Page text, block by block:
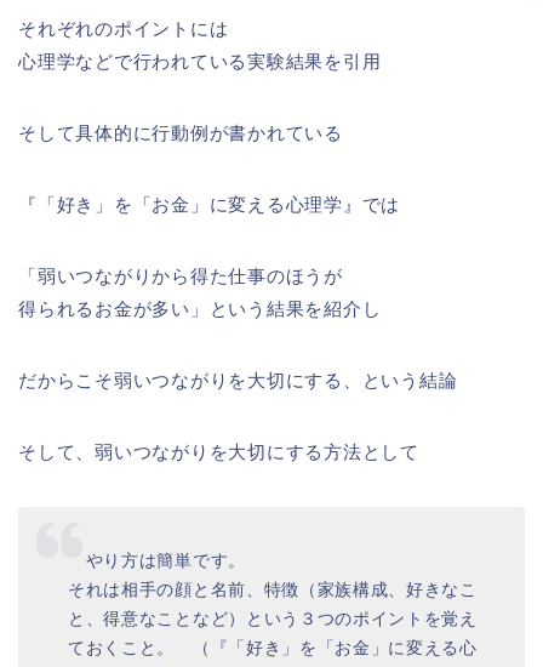
それぞれのポイントには
心理学などで行われている実験結果を引用
そして具体的に行動例が書かれている
『「好き」を「お金」に変える心理学』では
「弱いつながりから得た仕事のほうが
得られるお金が多い」という結果を紹介し
だからこそ弱いつながりを大切にする、という結論
そして、弱いつながりを大切にする方法として
やり方は簡単です。
それは相手の顔と名前、特徴（家族構成、好きなこ
と、得意なことなど）という３つのポイントを覚え
ておくこと。 （『「好き」を「お金」に変える心